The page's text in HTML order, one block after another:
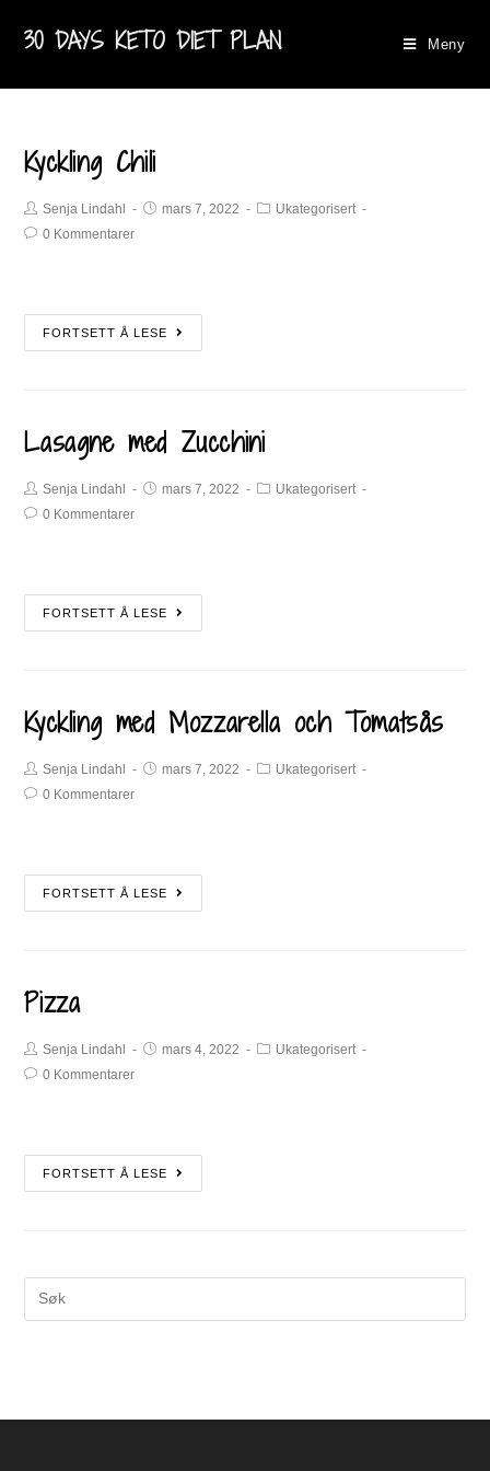
30 DAYS KETO DIET PLAN Meny
Kyckling Chili
Senja Lindahl mars 7, 2022
Ukategorisert
0 Kommentarer
FORTSETT Å LESE
Lasagne med Zucchini
Senja Lindahl mars 7, 2022
Ukategorisert
0 Kommentarer
FORTSETT Å LESE
Kyckling med Mozzarella och Tomatsås
Senja Lindahl mars 7, 2022
Ukategorisert
0 Kommentarer
FORTSETT Å LESE
Pizza
Senja Lindahl mars 4, 2022
Ukategorisert
0 Kommentarer
FORTSETT Å LESE